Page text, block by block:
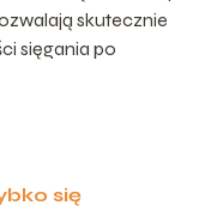
skutecznie
sięgania po
się